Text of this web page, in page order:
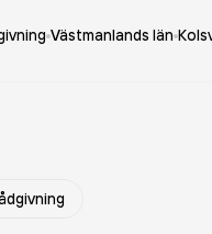
Västmanlands län